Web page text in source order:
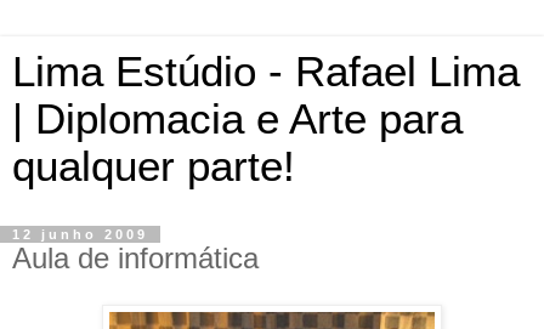
Lima Estúdio - Rafael Lima
| Diplomacia e Arte para
qualquer parte!
12 junho 2009
Aula de informática